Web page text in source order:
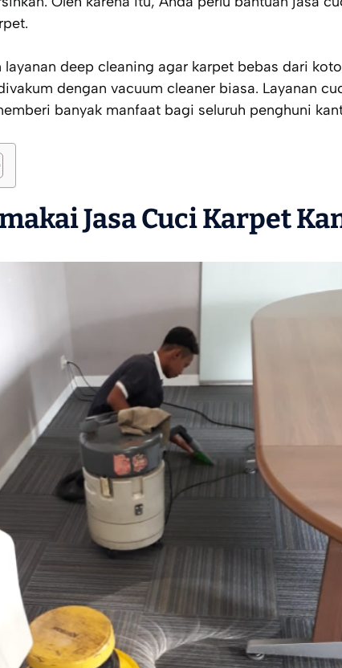
deep cleaning agar karpet bebas dari
dengan vacuum cleaner biasa. Layanan
banyak manfaat bagi seluruh penghuni
Jasa Cuci Karpet